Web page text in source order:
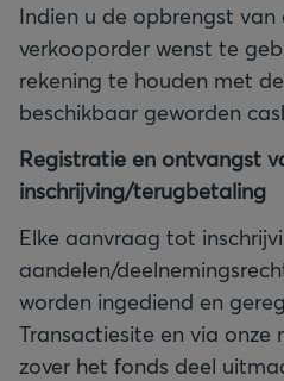
Indien u de opbrengst van
verkooporder wenst te
rekening te houden met
beschikbaar geworden
Registratie en ontvangst
inschrijving/terugbetaling
Elke aanvraag tot
aandelen/
worden ingediend en
Transactiesite en via
zover het fonds deel